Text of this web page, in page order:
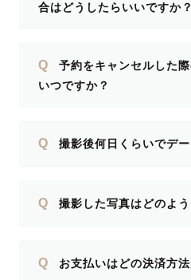
合はどうしたらいいですか？
Q
予約をキャンセルした
いつですか？
Q 撮影後何日くらいでデ
Q 撮影した写真はどのよ
Q お支払いはどの決済方